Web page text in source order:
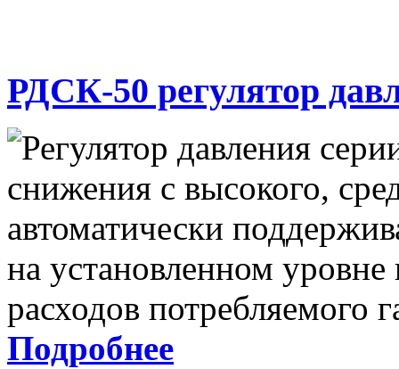
РДСК-50 регулятор
Регулятор давления
снижения с высокого,
автоматически
на установленном уровне
расходов потребляемого
Подробнее